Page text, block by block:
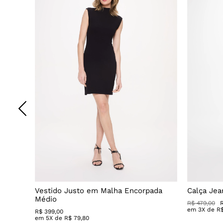
Vestido Justo em Malha Encorpada
Médio
R$ 399,00
em 5X de R$ 79,80
Calça
R$ 479,00
em 3X de